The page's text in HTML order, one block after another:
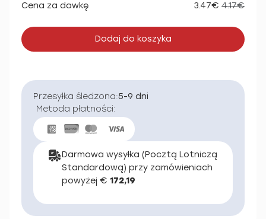
Cena za dawkę 3.47€ 4.17€
Dodaj do koszyka
Przesyłka śledzona:5-9 dni
Metoda płatności:
Darmowa wysyłka (Pocztą Lotniczą
Standardową) przy zamówieniach
powyżej € 172,19